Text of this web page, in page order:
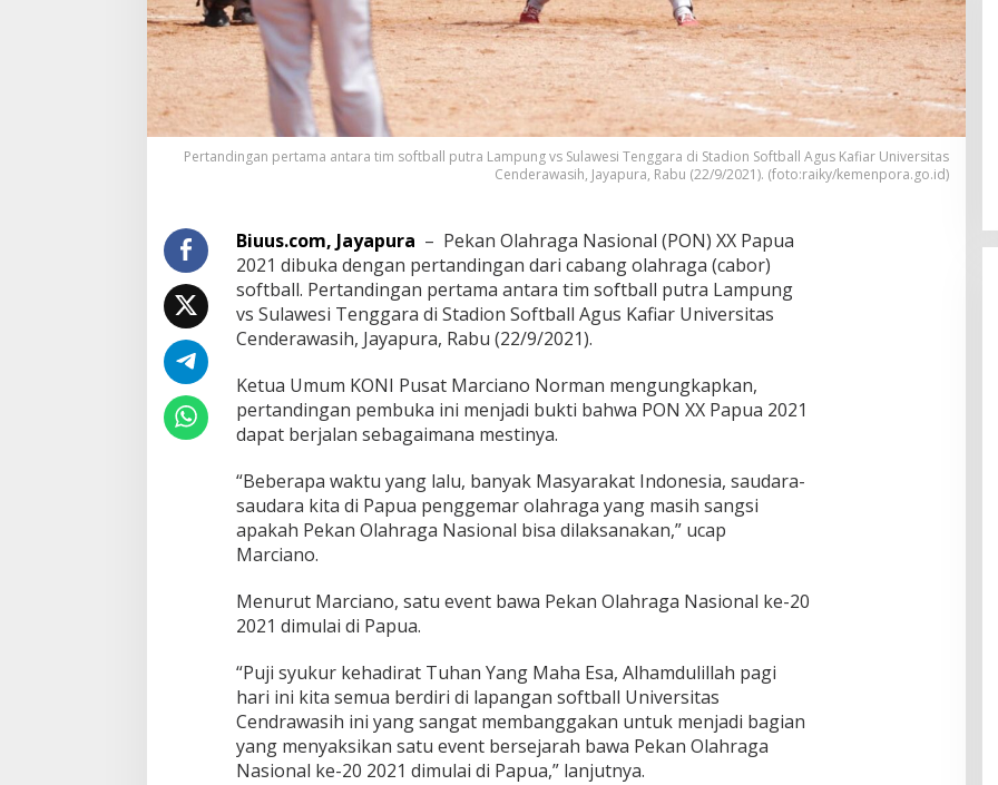
Pertandingan pertama antara tim softball putra Lampung vs Sulawesi Tenggara di Stadion Softball Agus Kafiar Universitas
Cenderawasih, Jayapura, Rabu (22/9/2021). (foto:raiky/kemenpora.go.id)
Biuus.com, Jayapura – Pekan Olahraga Nasional (PON) XX Papua
2021 dibuka dengan pertandingan dari cabang olahraga (cabor)
softball. Pertandingan pertama antara tim softball putra Lampung
vs Sulawesi Tenggara di Stadion Softball Agus Kafiar Universitas
Cenderawasih, Jayapura, Rabu (22/9/2021).
Ketua Umum KONI Pusat Marciano Norman mengungkapkan,
pertandingan pembuka ini menjadi bukti bahwa PON XX Papua 2021
dapat berjalan sebagaimana mestinya.
“Beberapa waktu yang lalu, banyak Masyarakat Indonesia, saudara-
saudara kita di Papua penggemar olahraga yang masih sangsi
apakah Pekan Olahraga Nasional bisa dilaksanakan,” ucap
Marciano.
Menurut Marciano, satu event bawa Pekan Olahraga Nasional ke-20
2021 dimulai di Papua.
“Puji syukur kehadirat Tuhan Yang Maha Esa, Alhamdulillah pagi
hari ini kita semua berdiri di lapangan softball Universitas
Cendrawasih ini yang sangat membanggakan untuk menjadi bagian
yang menyaksikan satu event bersejarah bawa Pekan Olahraga
Nasional ke-20 2021 dimulai di Papua,” lanjutnya.